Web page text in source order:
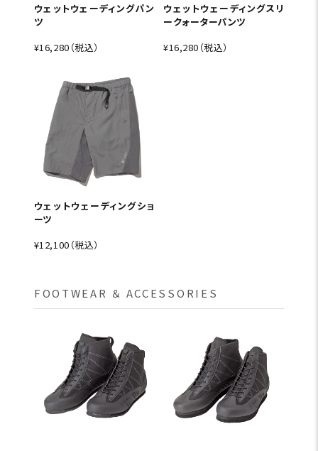
ウェットウェーディングパン
ツ
¥16,280（税込）
ウェットウェーディングスリ
ークォーターパンツ
¥16,280（税込）
ウェットウェーディングショ
ーツ
¥12,100（税込）
FOOTWEAR ＆ ACCESSORIES